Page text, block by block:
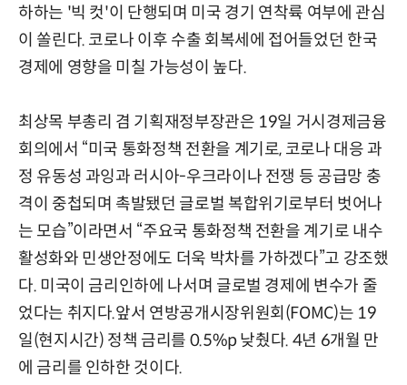
하하는 '빅 컷'이 단행되며 미국 경기 연착륙 여부에 관심
이 쏠린다. 코로나 이후 수출 회복세에 접어들었던 한국
경제에 영향을 미칠 가능성이 높다.
최상목 부총리 겸 기획재정부장관은 19일 거시경제금융
회의에서 “미국 통화정책 전환을 계기로, 코로나 대응 과
정 유동성 과잉과 러시아-우크라이나 전쟁 등 공급망 충
격이 중첩되며 촉발됐던 글로벌 복합위기로부터 벗어나
는 모습”이라면서 “주요국 통화정책 전환을 계기로 내수
활성화와 민생안정에도 더욱 박차를 가하겠다”고 강조했
다. 미국이 금리인하에 나서며 글로벌 경제에 변수가 줄
었다는 취지다.앞서 연방공개시장위원회(FOMC)는 19
일(현지시간) 정책 금리를 0.5%p 낮췄다. 4년 6개월 만
에 금리를 인하한 것이다.